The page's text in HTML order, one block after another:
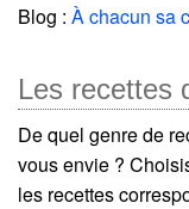
Blog : À chacun sa
Les recettes
De quel genre de
vous envie ?
les recettes